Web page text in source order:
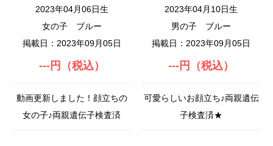
2023年04月06日生
女の子
ブルー
掲載日：2023年09月05日
---円（税込）
動画更新しました！顔立ちの
女の子♪両親遺伝子検査済
2023年04月10日生
男の子
ブルー
掲載日：2023年09月05日
---円（税込）
可愛らしいお顔立ち♪両親遺伝
子検査済★